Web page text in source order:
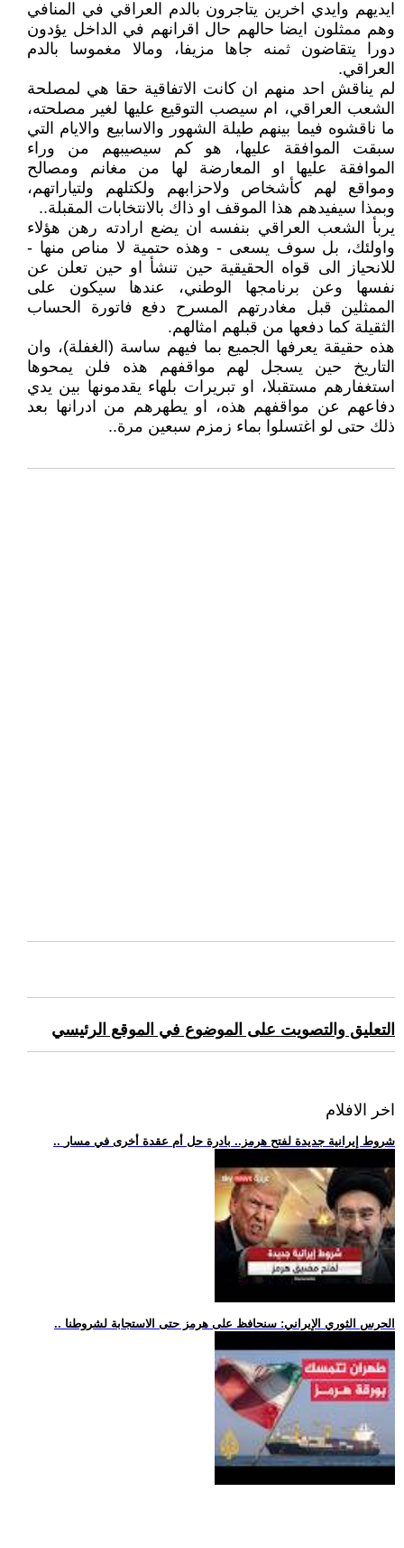
ايديهم وايدي اخرين يتاجرون بالدم العراقي في المنافي
وهم ممثلون ايضا حالهم حال اقرانهم في الداخل يؤدون
دورا يتقاضون ثمنه جاها مزيفا، ومالا مغموسا بالدم
العراقي.
لم يناقش احد منهم ان كانت الاتفاقية حقا هي لمصلحة
الشعب العراقي، ام سيصب التوقيع عليها لغير مصلحته،
ما ناقشوه فيما بينهم طيلة الشهور والاسابيع والايام التي
سبقت الموافقة عليها، هو كم سيصيبهم من وراء
الموافقة عليها او المعارضة لها من مغانم ومصالح
ومواقع لهم كأشخاص ولاحزابهم ولكتلهم ولتياراتهم،
وبمذا سيفيدهم هذا الموقف او ذاك بالانتخابات المقبلة..
يربأ الشعب العراقي بنفسه ان يضع ارادته رهن هؤلاء
واولئك، بل سوف يسعى - وهذه حتمية لا مناص منها -
للانحياز الى قواه الحقيقية حين تنشأ او حين تعلن عن
نفسها وعن برنامجها الوطني، عندها سيكون على
الممثلين قبل مغادرتهم المسرح دفع فاتورة الحساب
الثقيلة كما دفعها من قبلهم امثالهم.
هذه حقيقة يعرفها الجميع بما فيهم ساسة (الغفلة)، وان
التاريخ حين يسجل لهم مواقفهم هذه فلن يمحوها
استغفارهم مستقبلا، او تبريرات بلهاء يقدمونها بين يدي
دفاعهم عن مواقفهم هذه، او يطهرهم من ادرانها بعد
ذلك حتى لو اغتسلوا بماء زمزم سبعين مرة..
التعليق والتصويت على الموضوع في الموقع الرئيسي
اخر الافلام
.. شروط إيرانية جديدة لفتح هرمز.. بادرة حل أم عقدة أخرى في مسار
.. الحرس الثوري الإيراني: سنحافظ على هرمز حتى الاستجابة لشروطنا